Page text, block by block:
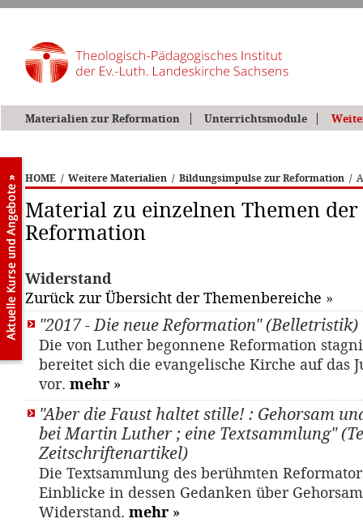
Materialien zur Reformation Unterrichtsmodule
HOME / Weitere Materialien / Bildungsimpulse zur Reformation /
Material zu einzelnen Themen der
Reformation
Widerstand
Zurück zur Übersicht der Themenbereiche »
"2017 - Die neue Reformation" (Belletristik)
Die von Luther begonnene Reformation
bereitet sich die evangelische Kirche auf das
vor. mehr »
"Aber die Faust haltet stille! : Gehorsam
bei Martin Luther ; eine Textsammlung"
Zeitschriftenartikel)
Die Textsammlung des berühmten
Einblicke in dessen Gedanken über
Widerstand. mehr »